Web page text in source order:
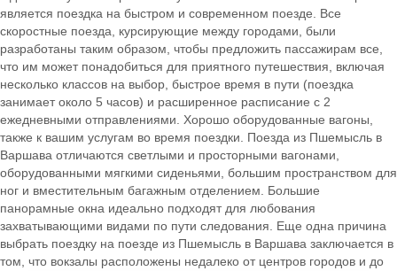
является поездка на быстром и современном поезде. Все
скоростные поезда, курсирующие между городами, были
разработаны таким образом, чтобы предложить пассажирам все,
что им может понадобиться для приятного путешествия, включая
несколько классов на выбор, быстрое время в пути (поездка
занимает около 5 часов) и расширенное расписание с 2
ежедневными отправлениями. Хорошо оборудованные вагоны,
также к вашим услугам во время поездки. Поезда из Пшемысль в
Варшава отличаются светлыми и просторными вагонами,
оборудованными мягкими сиденьями, большим пространством для
ног и вместительным багажным отделением. Большие
панорамные окна идеально подходят для любования
захватывающими видами по пути следования. Еще одна причина
выбрать поездку на поезде из Пшемысль в Варшава заключается в
том, что вокзалы расположены недалеко от центров городов и до